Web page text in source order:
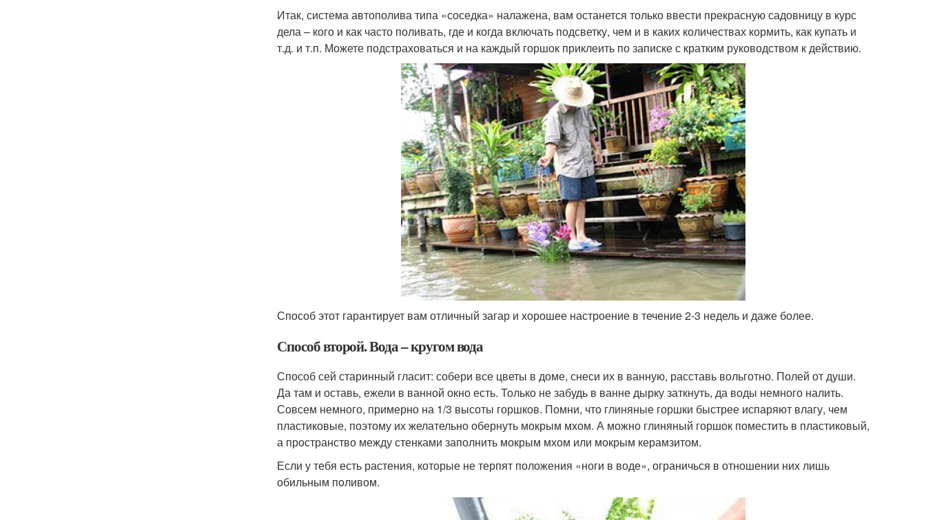
Итак, система автополива типа «соседка» налажена, вам останется только ввести прекрасную садовницу в курс
дела – кого и как часто поливать, где и когда включать подсветку, чем и в каких количествах кормить, как купать и
т.д. и т.п. Можете подстраховаться и на каждый горшок приклеить по записке с кратким руководством к действию.
Способ этот гарантирует вам отличный загар и хорошее настроение в течение 2-3 недель и даже более.
Способ второй. Вода – кругом вода
Способ сей старинный гласит: собери все цветы в доме, снеси их в ванную, расставь вольготно. Полей от души.
Да там и оставь, ежели в ванной окно есть. Только не забудь в ванне дырку заткнуть, да воды немного налить.
Совсем немного, примерно на 1/3 высоты горшков. Помни, что глиняные горшки быстрее испаряют влагу, чем
пластиковые, поэтому их желательно обернуть мокрым мхом. А можно глиняный горшок поместить в пластиковый,
а пространство между стенками заполнить мокрым мхом или мокрым керамзитом.
Если у тебя есть растения, которые не терпят положения «ноги в воде», ограничься в отношении них лишь
обильным поливом.